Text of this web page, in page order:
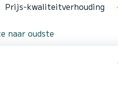
Prijs-kwaliteitverhouding
naar oudste